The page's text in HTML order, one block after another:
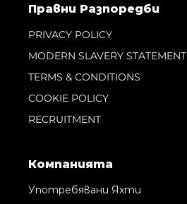
Правни Pазпоредби
PRIVACY POLICY
MODERN SLAVERY STATEMENT
TERMS & CONDITIONS
COOKIE POLICY
RECRUITMENT
Компанията
Употребявани Яхти